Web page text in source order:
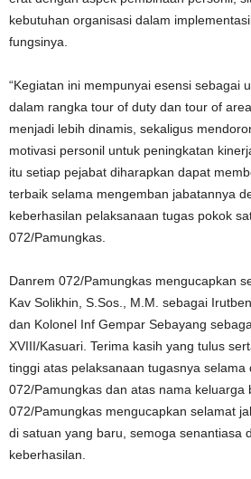
kebutuhan organisasi dalam
fungsinya.
“Kegiatan ini mempunyai esensi sebagai
dalam rangka tour of duty dan tour of
menjadi lebih dinamis, sekaligus
motivasi personil untuk peningkatan
itu setiap pejabat diharapkan dapat
terbaik selama mengemban jabatannya
keberhasilan pelaksanaan tugas pokok
072/Pamungkas.
Danrem 072/Pamungkas mengucapkan
Kav Solikhin, S.Sos., M.M. sebagai
dan Kolonel Inf Gempar Sebayang
XVIII/Kasuari. Terima kasih yang tulus
tinggi atas pelaksanaan tugasnya selama
072/Pamungkas dan atas nama keluarga
072/Pamungkas mengucapkan selamat
di satuan yang baru, semoga senantiasa
keberhasilan.